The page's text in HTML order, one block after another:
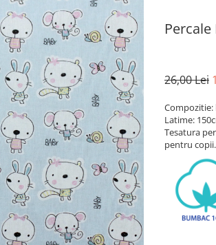
Percale
26,00 Lei
Compozitie:
Latime:
Tesatura
pentru copii.